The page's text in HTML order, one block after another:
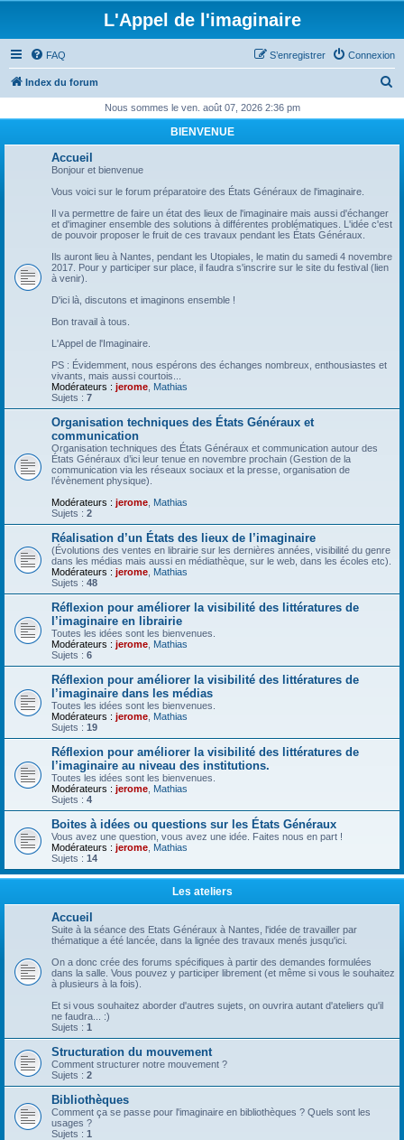
L'Appel de l'imaginaire
FAQ Connexion
S’enregistrer
Index du forum
h
Nous sommes le ven. août 07, 2026 2:36 pm
BIENVENUE
Accueil
Bonjour et bienvenue
Vous voici sur le forum préparatoire des États Généraux de l'imaginaire.
Il va permettre de faire un état des lieux de l'imaginaire mais aussi d'échanger
et d'imaginer ensemble des solutions à différentes problématiques. L'idée c'est
de pouvoir proposer le fruit de ces travaux pendant les États Généraux.
Ils auront lieu à Nantes, pendant les Utopiales, le matin du samedi 4 novembre
2017. Pour y participer sur place, il faudra s'inscrire sur le site du festival (lien
à venir).
D'ici là, discutons et imaginons ensemble !
Bon travail à tous.
L'Appel de l'Imaginaire.
PS : Évidemment, nous espérons des échanges nombreux, enthousiastes et
vivants, mais aussi courtois...
Modérateurs : jerome Mathias
Sujets : 7
Organisation techniques des États Généraux et
communication
Organisation techniques des États Généraux et communication autour des
États Généraux d’ici leur tenue en novembre prochain (Gestion de la
communication via les réseaux sociaux et la presse, organisation de
l’évènement physique).
Modérateurs : jerome Mathias
Sujets : 2
Réalisation d’un États des lieux de l’imaginaire
(Évolutions des ventes en librairie sur les dernières années, visibilité du genre
dans les médias mais aussi en médiathèque, sur le web, dans les écoles etc).
Modérateurs : jerome Mathias
Sujets : 48
Réflexion pour améliorer la visibilité des littératures de
l’imaginaire en librairie
Toutes les idées sont les bienvenues.
Modérateurs : jerome Mathias
Sujets : 6
Réflexion pour améliorer la visibilité des littératures de
l’imaginaire dans les médias
Toutes les idées sont les bienvenues.
Modérateurs : jerome Mathias
Sujets : 19
Réflexion pour améliorer la visibilité des littératures de
l’imaginaire au niveau des institutions.
Toutes les idées sont les bienvenues.
Modérateurs : jerome Mathias
Sujets : 4
Boites à idées ou questions sur les États Généraux
Vous avez une question, vous avez une idée. Faites nous en part !
Modérateurs : jerome Mathias
Sujets : 14
Les ateliers
Accueil
Suite à la séance des Etats Généraux à Nantes, l'idée de travailler par
thématique a été lancée, dans la lignée des travaux menés jusqu'ici.
On a donc crée des forums spécifiques à partir des demandes formulées
dans la salle. Vous pouvez y participer librement (et même si vous le souhaitez
à plusieurs à la fois).
Et si vous souhaitez aborder d'autres sujets, on ouvrira autant d'ateliers qu'il
ne faudra... :)
Sujets : 1
Structuration du mouvement
Comment structurer notre mouvement ?
Sujets : 2
Bibliothèques
Comment ça se passe pour l'imaginaire en bibliothèques ? Quels sont les
usages ?
Sujets : 1